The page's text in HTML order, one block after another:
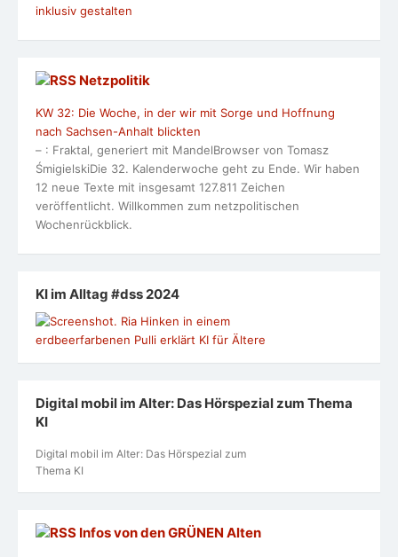
inklusiv gestalten
Netzpolitik
KW 32: Die Woche, in der wir mit Sorge und Hoffnung
nach Sachsen-Anhalt blickten
– : Fraktal, generiert mit MandelBrowser von Tomasz
ŚmigielskiDie 32. Kalenderwoche geht zu Ende. Wir haben
12 neue Texte mit insgesamt 127.811 Zeichen
veröffentlicht. Willkommen zum netzpolitischen
Wochenrückblick.
KI im Alltag #dss 2024
Digital mobil im Alter: Das Hörspezial zum Thema
KI
Digital mobil im Alter: Das Hörspezial zum
Thema KI
Infos von den GRÜNEN Alten